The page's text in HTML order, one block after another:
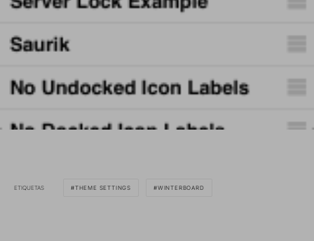
ETIQUETAS THEME SETTINGS WINTERBOARD